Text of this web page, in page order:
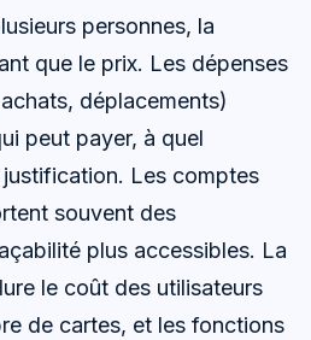
personnes, la
que le prix. Les dépenses
déplacements)
peut payer, à quel
Les comptes
souvent des
plus accessibles. La
le coût des utilisateurs
de cartes, et les fonctions